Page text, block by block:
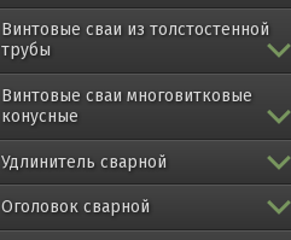
Винтовые сваи из толстостенной
трубы
Винтовые сваи многовитковые
конусные
Удлинитель сварной
Оголовок сварной